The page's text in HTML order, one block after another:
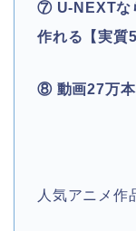
⑦ U-NEXTな
作れる【実質
⑧ 動画27万本
人気アニメ作